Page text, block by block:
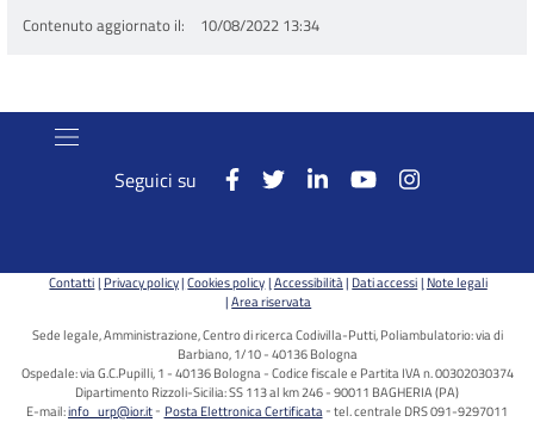
Contenuto aggiornato il 10/08/2022 13:34
Seguici su
Contatti Privacy policy Cookies policy Accessibilità Dati accessi Note legali
Area riservata
Sede legale, Amministrazione, Centro di ricerca Codivilla-Putti, Poliambulatorio: via di
Barbiano, 1/10 - 40136 Bologna
Ospedale: via G.C.Pupilli, 1 - 40136 Bologna - Codice fiscale e Partita IVA n. 00302030374
Dipartimento Rizzoli-Sicilia: SS 113 al km 246 - 90011 BAGHERIA (PA)
E-mail:info_urp@ior.it Posta Elettronica Certificata tel. centrale DRS 091-9297011